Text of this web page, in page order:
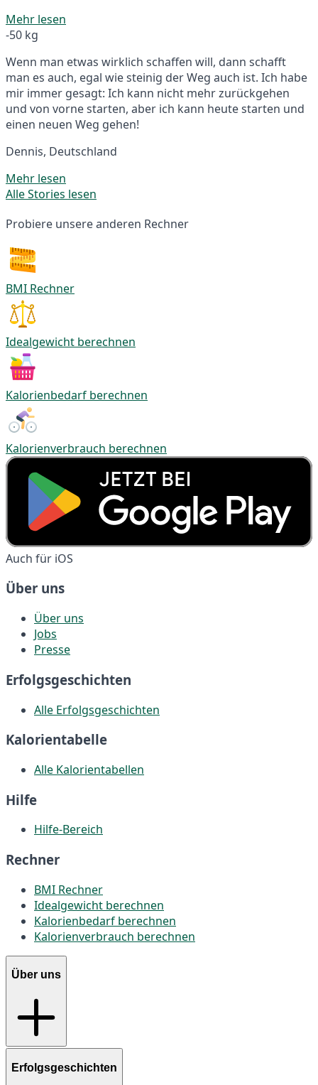
Mehr lesen
-50 kg
Wenn man etwas wirklich schaffen will, dann schafft
man es auch, egal wie steinig der Weg auch ist. Ich habe
mir immer gesagt: Ich kann nicht mehr zurückgehen
und von vorne starten, aber ich kann heute starten und
einen neuen Weg gehen!
Dennis, Deutschland
Mehr lesen
Alle Stories lesen
Probiere unsere anderen Rechner
BMI Rechner
Idealgewicht berechnen
Kalorienbedarf berechnen
Kalorienverbrauch berechnen
Auch für iOS
Über uns
Über uns
Jobs
Presse
Erfolgsgeschichten
Alle Erfolgsgeschichten
Kalorientabelle
Alle Kalorientabellen
Hilfe
Hilfe-Bereich
Rechner
BMI Rechner
Idealgewicht berechnen
Kalorienbedarf berechnen
Kalorienverbrauch berechnen
Über uns
Erfolgsgeschichten